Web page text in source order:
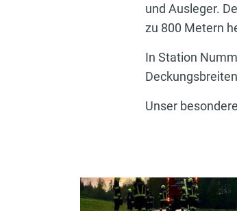
und Ausleger.
zu 800 Metern
In Station
Unser